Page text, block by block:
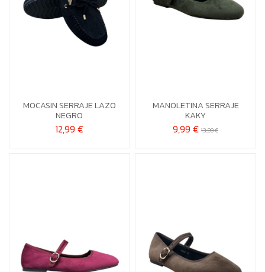
MOCASIN SERRAJE LAZO
NEGRO
12,99 €
Añadir al carrito
MANOLETINA SERRAJE
KAKY
9,99 €13,99 €
 Añadir al carrito